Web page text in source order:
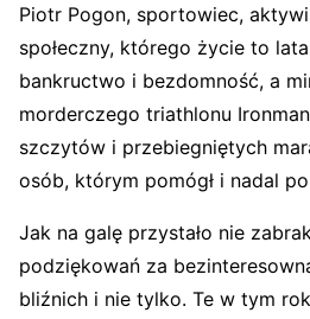
Piotr Pogon, sportowiec,
społeczny, którego życie to
bankructwo i bezdomność, a
morderczego triathlonu
szczytów i przebiegniętych
osób, którym pomógł i nadal
Jak na galę przystało nie
podziękowań za
bliźnich i nie tylko. Te w tym